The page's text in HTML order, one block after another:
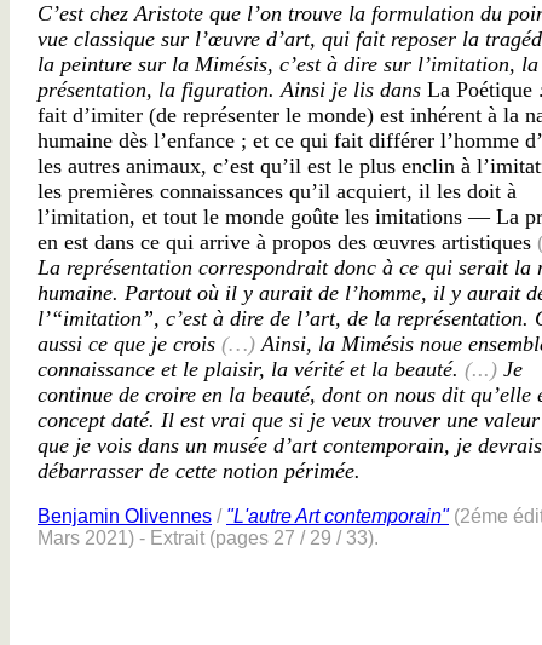
C’est chez Aristote que l’on trouve la formulation du
vue classique sur l’œuvre d’art, qui fait reposer la
la peinture sur la Mimésis, c’est à dire sur l’imitation,
présentation, la figuration. Ainsi je lis dans La Poétique
fait d’imiter (de représenter le monde) est inhérent à la
humaine dès l’enfance ; et ce qui fait différer l’homme
les autres animaux, c’est qu’il est le plus enclin à
les premières connaissances qu’il acquiert, il les doit à
l’imitation, et tout le monde goûte les imitations — La
en est dans ce qui arrive à propos des œuvres artistiques
La représentation correspondrait donc à ce qui serait la
humaine. Partout où il y aurait de l’homme, il y aurait
l’“imitation”, c’est à dire de l’art, de la représentation.
aussi ce que je crois (…) Ainsi, la Mimésis noue
connaissance et le plaisir, la vérité et la beauté. (...) Je
continue de croire en la beauté, dont on nous dit qu’elle
concept daté. Il est vrai que si je veux trouver une
que je vois dans un musée d’art contemporain, je
débarrasser de cette notion périmée.
Benjamin Olivennes / "L'autre Art contemporain"(2éme
Mars 2021) - Extrait (pages 27 / 29 / 33).